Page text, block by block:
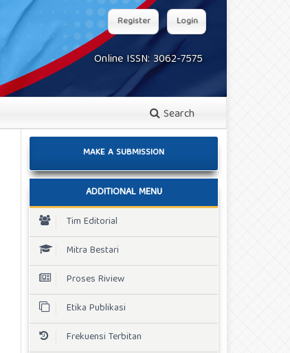
Online ISSN: 3062-7575
Search
Register Login
MAKE A SUBMISSION
ADDITIONAL MENU
Tim Editorial
Mitra Bestari
Proses Riview
Etika Publikasi
Frekuensi Terbitan